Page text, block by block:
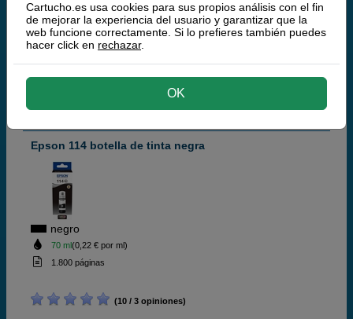
RECÍBELO EN 24 HORAS
100% Original
Epson 114 botella de tinta negra
negro
70 ml(0,22 € por ml)
1.800 páginas
(10 / 3 opiniones)
Cartucho.es usa cookies para sus propios análisis con el fin
de mejorar la experiencia del usuario y garantizar que la
web funcione correctamente. Si lo prefieres también puedes
hacer click en rechazar.
OK